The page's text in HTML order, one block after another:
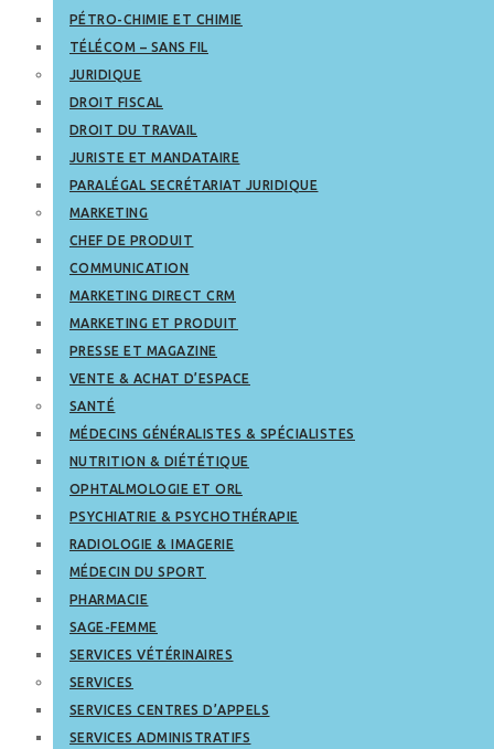
PÉTRO-CHIMIE ET CHIMIE
TÉLÉCOM – SANS FIL
JURIDIQUE
DROIT FISCAL
DROIT DU TRAVAIL
JURISTE ET MANDATAIRE
PARALÉGAL SECRÉTARIAT JURIDIQUE
MARKETING
CHEF DE PRODUIT
COMMUNICATION
MARKETING DIRECT CRM
MARKETING ET PRODUIT
PRESSE ET MAGAZINE
VENTE & ACHAT D’ESPACE
SANTÉ
MÉDECINS GÉNÉRALISTES & SPÉCIALISTES
NUTRITION & DIÉTÉTIQUE
OPHTALMOLOGIE ET ORL
PSYCHIATRIE & PSYCHOTHÉRAPIE
RADIOLOGIE & IMAGERIE
MÉDECIN DU SPORT
PHARMACIE
SAGE-FEMME
SERVICES VÉTÉRINAIRES
SERVICES
SERVICES CENTRES D’APPELS
SERVICES ADMINISTRATIFS